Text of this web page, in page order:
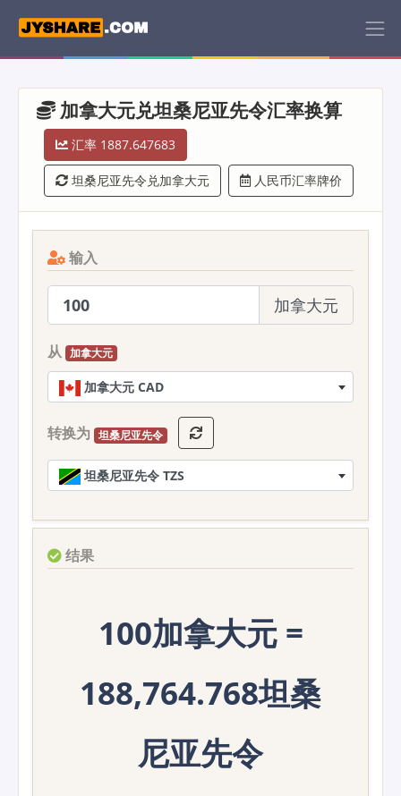
加拿大元兑坦桑尼亚先令汇率换算
汇率 1887.647683
坦桑尼亚先令兑加拿大元 人民币汇率牌价
输入
加拿大元
从 加拿大元
加拿大元 CAD
转换为 坦桑尼亚先令
坦桑尼亚先令 TZS
结果
100加拿大元 =
188,764.768坦桑
尼亚先令